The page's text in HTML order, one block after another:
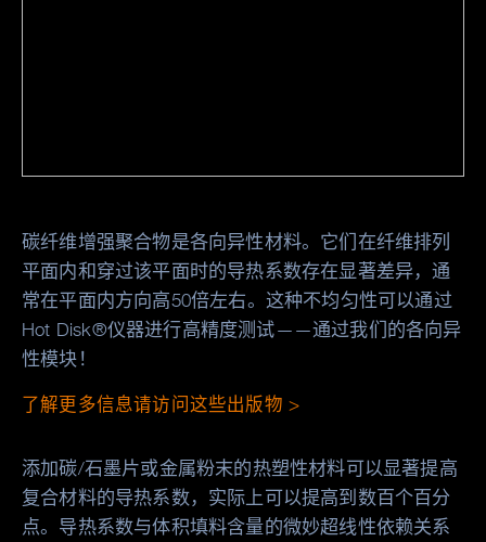
碳纤维增强聚合物是各向异性材料。它们在纤维排列
平面内和穿过该平面时的导热系数存在显著差异，通
常在平面内方向高50倍左右。这种不均匀性可以通过
Hot Disk®仪器进行高精度测试——通过我们的各向异
性模块！
了解更多信息请访问这些出版物 >
添加碳/石墨片或金属粉末的热塑性材料可以显著提高
复合材料的导热系数，实际上可以提高到数百个百分
点。导热系数与体积填料含量的微妙超线性依赖关系